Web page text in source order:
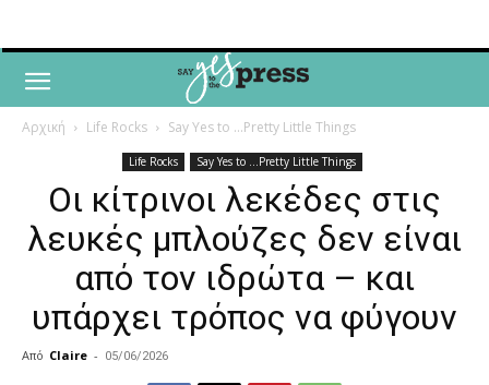
Αρχική Life Rocks Say Yes to ...Pretty Little Things
Life Rocks Say Yes to ...Pretty Little Things
Οι κίτρινοι λεκέδες στις
λευκές μπλούζες δεν είναι
από τον ιδρώτα – και
υπάρχει τρόπος να φύγουν
Από Claire - 05/06/2026